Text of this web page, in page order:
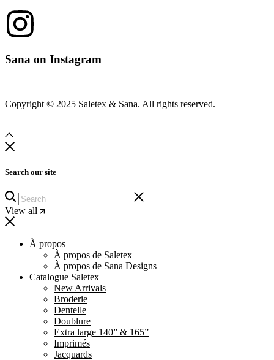
Sana on Instagram
Copyright © 2025 Saletex & Sana. All rights reserved.
Search our site
View all
À propos
À propos de Saletex
À propos de Sana Designs
Catalogue Saletex
New Arrivals
Broderie
Dentelle
Doublure
Extra large 140” & 165”
Imprimés
Jacquards